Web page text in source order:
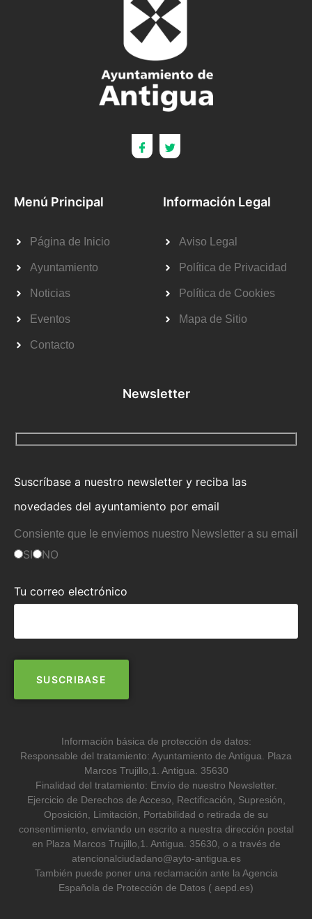
Menú Principal
Página de Inicio
Ayuntamiento
Noticias
Eventos
Contacto
Información Legal
Aviso Legal
Política de Privacidad
Política de Cookies
Mapa de Sitio
Newsletter
Suscríbase a nuestro newsletter y reciba las
novedades del ayuntamiento por email
Consiente que le enviemos nuestro Newsletter a su email
SI NO
Tu correo electrónico
Información básica de protección de datos:
Responsable del tratamiento: Ayuntamiento de Antigua. Plaza
Marcos Trujillo,1. Antigua. 35630
Finalidad del tratamiento: Envío de nuestro Newsletter.
Ejercicio de Derechos de Acceso, Rectificación, Supresión,
Oposición, Limitación, Portabilidad o retirada de su
consentimiento, enviando un escrito a nuestra dirección postal
en Plaza Marcos Trujillo,1. Antigua. 35630, o a través de
atencionalciudadano@ayto-antigua.es
También puede poner una reclamación ante la Agencia
Española de Protección de Datos ( aepd.es)